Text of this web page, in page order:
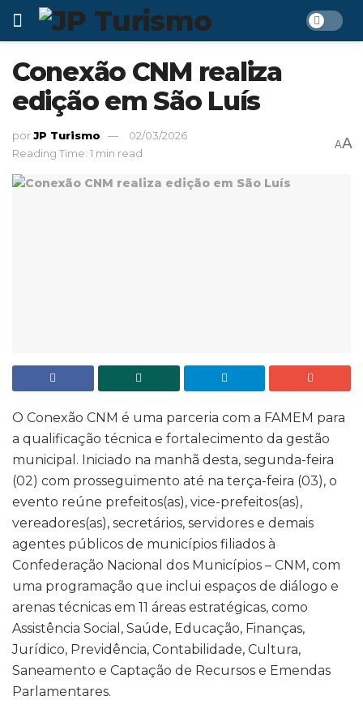
Conexão CNM realiza
edição em São Luís
porJP Turismo
02/03/2026
Reading Time: 1 min read
AA
O Conexão CNM é uma parceria com a FAMEM para
a qualificação técnica e fortalecimento da gestão
municipal. Iniciado na manhã desta, segunda-feira
(02) com prosseguimento até na terça-feira (03), o
evento reúne prefeitos(as), vice-prefeitos(as),
vereadores(as), secretários, servidores e demais
agentes públicos de municípios filiados à
Confederação Nacional dos Municípios – CNM, com
uma programação que inclui espaços de diálogo e
arenas técnicas em 11 áreas estratégicas, como
Assistência Social, Saúde, Educação, Finanças,
Jurídico, Previdência, Contabilidade, Cultura,
Saneamento e Captação de Recursos e Emendas
Parlamentares.